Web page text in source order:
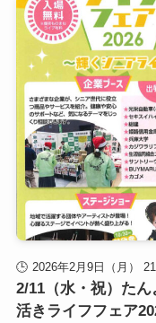
2026年2月9日（月）
2/11（水・祝）た
活きライフフェア